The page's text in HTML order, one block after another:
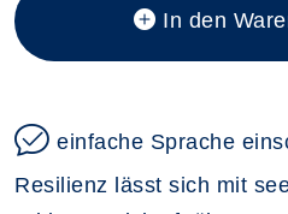
In den
einfache Sprache
Resilienz lässt sich mit